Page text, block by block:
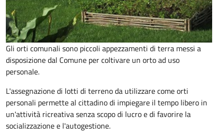
Gli orti comunali sono piccoli appezzamenti di terra messi a
disposizione dal Comune per coltivare un orto ad uso
personale.
L'assegnazione di lotti di terreno da utilizzare come orti
personali permette al cittadino di impiegare il tempo libero in
un'attività ricreativa senza scopo di lucro e di favorire la
socializzazione e l'autogestione.